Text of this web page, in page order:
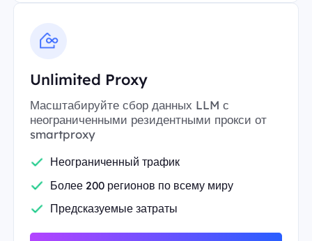
Unlimited Proxy
Масштабируйте сбор данных LLM с
неограниченными резидентными прокси от
smartproxy
Неограниченный трафик
Более 200 регионов по всему миру
Предсказуемые затраты